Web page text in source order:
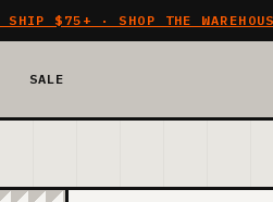
SHIP $75+ · SHOP THE
SALE